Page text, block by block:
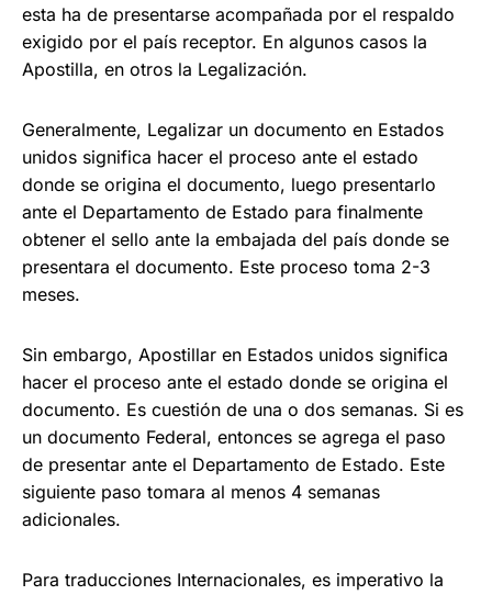
esta ha de presentarse acompañada por el respaldo
exigido por el país receptor. En algunos casos la
Apostilla, en otros la Legalización.
Generalmente, Legalizar un documento en Estados
unidos significa hacer el proceso ante el estado
donde se origina el documento, luego presentarlo
ante el Departamento de Estado para finalmente
obtener el sello ante la embajada del país donde se
presentara el documento. Este proceso toma 2-3
meses.
Sin embargo, Apostillar en Estados unidos significa
hacer el proceso ante el estado donde se origina el
documento. Es cuestión de una o dos semanas. Si es
un documento Federal, entonces se agrega el paso
de presentar ante el Departamento de Estado. Este
siguiente paso tomara al menos 4 semanas
adicionales.
Para traducciones Internacionales, es imperativo la